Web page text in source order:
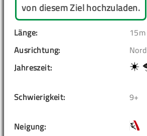
von diesem Ziel hochzuladen.
Länge:
15m
Ausrichtung:
Nord
Jahreszeit:
Schwierigkeit: 9+
Neigung: